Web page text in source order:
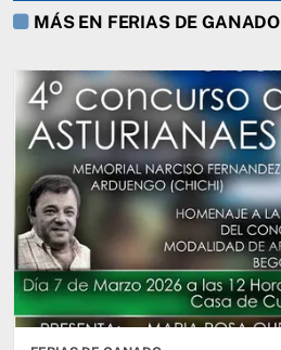
MÁS EN FERIAS DE GANADO